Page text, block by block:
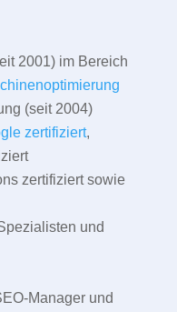
2001) im Bereich
(seit 2004)
zertifiziert,
zertifiziert sowie
und
Manager und